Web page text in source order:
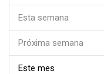
Esta semana
Próxima semana
Este mes